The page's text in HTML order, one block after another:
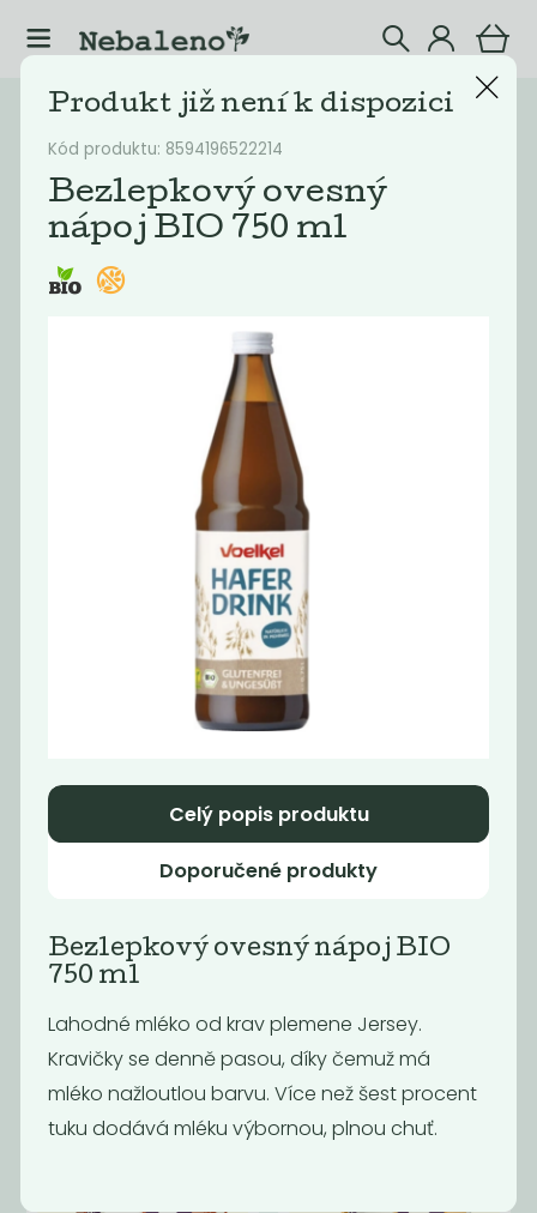
Potraviny Chlazené potraviny
Filtrovat produkty
Doporučené
Cibulové čatní s
červeným...
Akce -68%
Dýňové čatní s
chilli, 140 g
65Kč 21Kč
Paštika s hlívou
vegan, 140 g
59Kč
Kód produktu: 8594196522214
Bezlepkový ovesný
nápoj BIO 750 ml
Produkt již není k dispozici
Celý popis produktu
Doporučené produkty
Bezlepkový ovesný nápoj BIO
750 ml
Lahodné mléko od krav plemene Jersey.
Kravičky se denně pasou, díky čemuž má
mléko nažloutlou barvu. Více než šest procent
tuku dodává mléku výbornou, plnou chuť.